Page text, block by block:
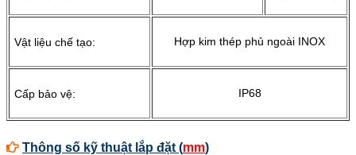
Vật liệu chế tạo: Hợp kim thép phủ ngoài INOX
Cấp bảo vệ: IP68
Thông số kỹ thuật lắp đặt (mm)